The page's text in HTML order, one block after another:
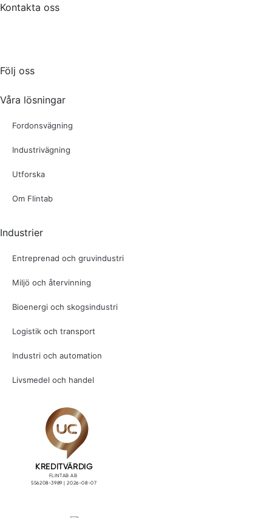
Kontakta oss
Följ oss
Våra lösningar
Fordonsvägning
Industrivägning
Utforska
Om Flintab
Industrier
Entreprenad och gruvindustri
Miljö och återvinning
Bioenergi och skogsindustri
Logistik och transport
Industri och automation
Livsmedel och handel